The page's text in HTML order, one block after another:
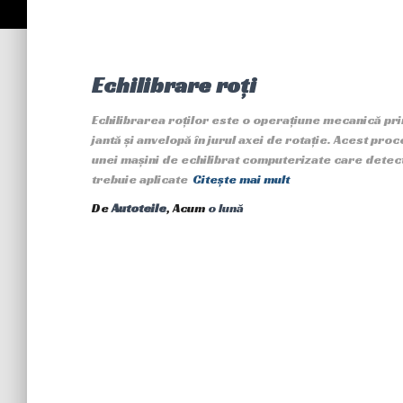
Echilibrare roți
Echilibrarea roților este o operațiune mecanică
jantă și anvelopă în jurul axei de rotație. Acest
unei mașini de echilibrat computerizate care
trebuie aplicate Citește mai mult
DeAutoteile, Acum o lună